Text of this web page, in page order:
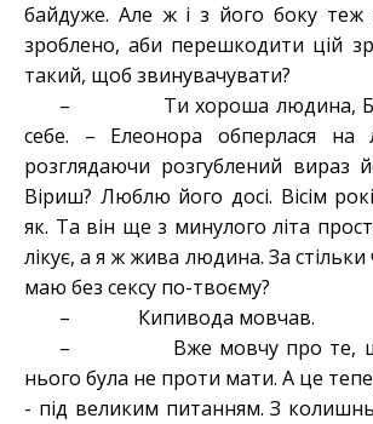
байдуже. Але ж і з його боку теж
зроблено, аби перешкодити цій
такий, щоб звинувачувати?
– Ти хороша людина,
себе. – Елеонора обперлася на
розглядаючи розгублений вираз
Віриш? Люблю його досі. Вісім
як. Та він ще з минулого літа
лікує, а я ж жива людина. За стільки
маю без сексу по-твоєму?
– Кипивода мовчав.
– Вже мовчу про те, що я
нього була не проти мати. А це
- під великим питанням. З